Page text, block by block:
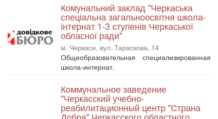
Комунальний заклад "Черкаська
спеціальна загальноосвітня школа-
інтернат 1-3 ступенів Черкаської
обласної ради"
м. Черкаси, вул. Тараскова, 14
Общеобразовательная специализированная
школа-интернат.
Коммунальное заведение
"Черкасский учебно-
реабилитационный центр "Страна
Добра" Черкасского областного